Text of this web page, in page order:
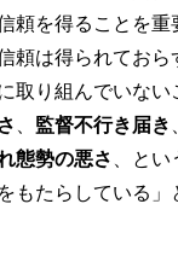
頼を得ることを重
頼は得られてお
取り組んでいない
、 監督不行き届き 、
態勢の悪さ、とい
もたらしている」